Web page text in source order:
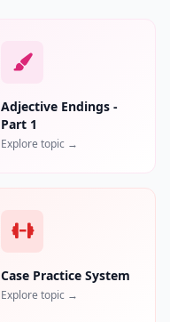
Adjective Endings -
Part 1
Explore topic →
Case Practice System
Explore topic →